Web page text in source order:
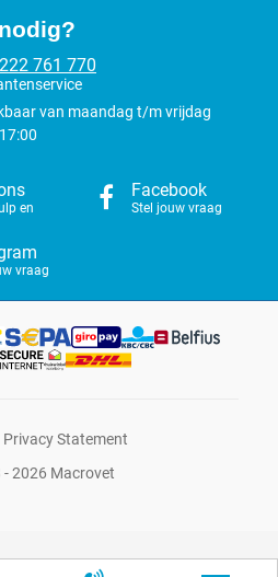
761 770
van maandag t/m vrijdag
en
Facebook
Stel jouw vraag
vraag
Privacy Statement
2026 Macrovet